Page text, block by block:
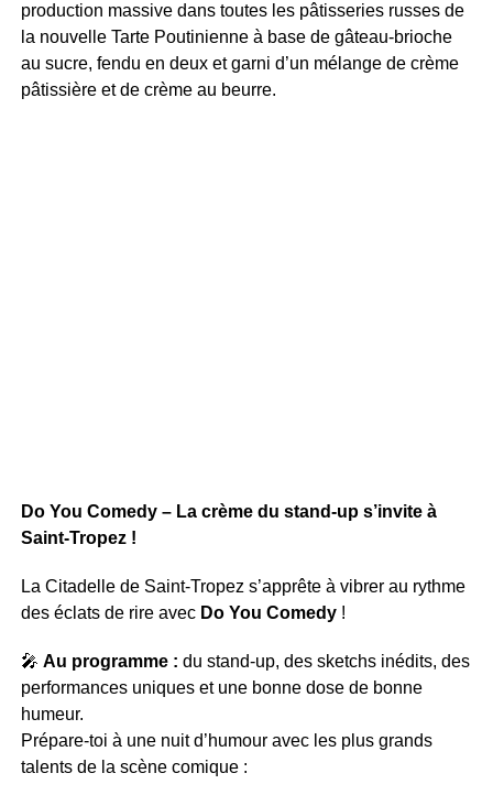
production massive dans toutes les pâtisseries russes de
la nouvelle Tarte Poutinienne à base de gâteau-brioche
au sucre, fendu en deux et garni d’un mélange de crème
pâtissière et de crème au beurre.
Do You Comedy – La crème du stand-up s’invite à
Saint-Tropez !
La Citadelle de Saint-Tropez s’apprête à vibrer au rythme
des éclats de rire avec Do You Comedy!
🎤 Au programme : du stand-up, des sketchs inédits, des
performances uniques et une bonne dose de bonne
humeur.
Prépare-toi à une nuit d’humour avec les plus grands
talents de la scène comique :